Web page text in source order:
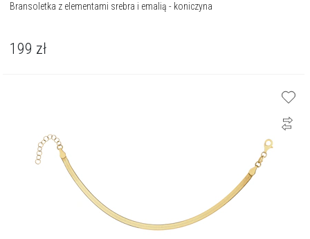
Bransoletka z elementami srebra i emalią - koniczyna
199 zł